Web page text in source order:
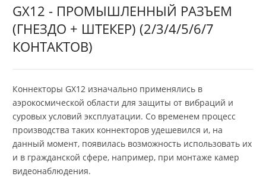
GX12 - ПРОМЫШЛЕННЫЙ РАЗЪЕМ
(ГНЕЗДО + ШТЕКЕР) (2/3/4/5/6/7
КОНТАКТОВ)
Коннекторы GX12 изначально применялись в
аэрокосмической области для защиты от вибраций и
суровых условий эксплуатации. Со временем процесс
производства таких коннекторов удешевился и, на
данный момент, появилась возможность использовать их
и в гражданской сфере, например, при монтаже камер
видеонаблюдения.